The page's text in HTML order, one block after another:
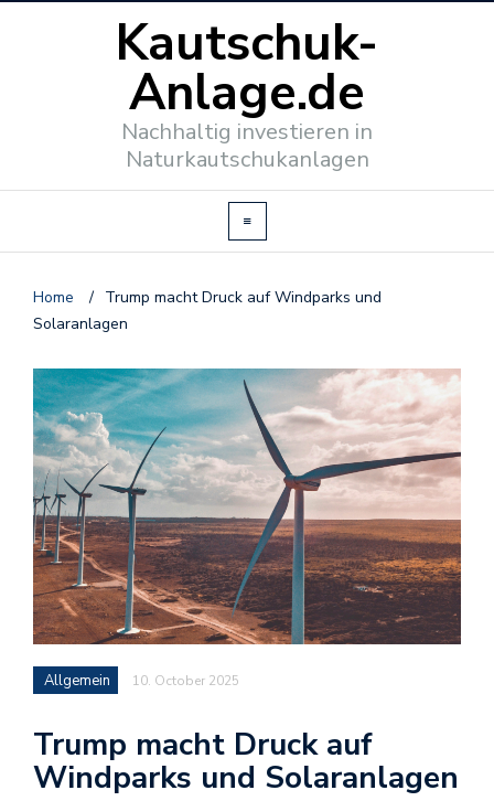
Kautschuk-
Anlage.de
Nachhaltig investieren in
Naturkautschukanlagen
Home / Trump macht Druck auf Windparks und
Solaranlagen
Allgemein 10. October 2025
Trump macht Druck auf
Windparks und Solaranlagen